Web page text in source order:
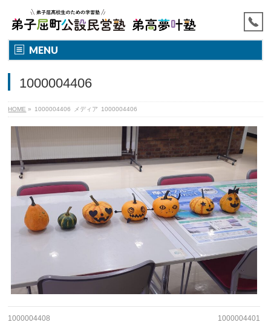
MENU
1000004406
HOME » 1000004406 メディア 1000004406
1000004408 1000004401